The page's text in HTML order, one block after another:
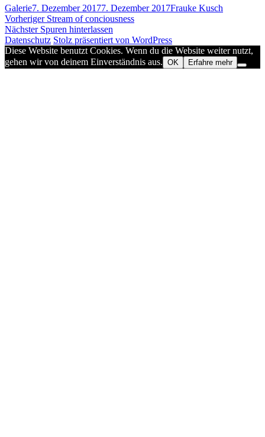
Format
GalerieVeröffentlicht
am
7. Dezember 20177. Dezember 2017Autor
Frauke Kusch
Beitragsnavigation
Vorheriger Vorheriger
Beitrag:
Stream of conciousness
Nächster Nächster
Beitrag:
Spuren hinterlassen
Datenschutz Stolz präsentiert von WordPress
Diese Website benutzt Cookies. Wenn du die Website weiter nutzt,
gehen wir von deinem Einverständnis aus. OK Erfahre mehr